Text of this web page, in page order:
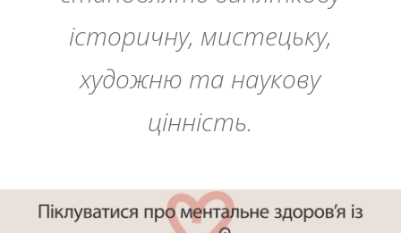
історичну, мистецьку,
художню та наукову
цінність.